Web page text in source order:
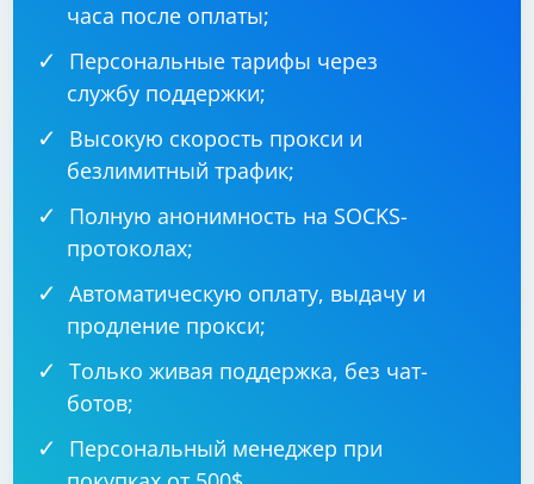
часа после оплаты;
Персональные тарифы через
службу поддержки;
Высокую скорость прокси и
безлимитный трафик;
Полную анонимность на SOCKS-
протоколах;
Автоматическую оплату, выдачу и
продление прокси;
Только живая поддержка, без чат-
ботов;
Персональный менеджер при